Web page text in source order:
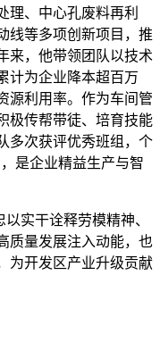
理、中心孔废料再利
线等多项创新项目，推
来，他带领团队以技术
计为企业降本超百万
源利用率。作为车间管
极传帮带徒、培育技能
多次获评优秀班组，个
是企业精益生产与智
实干诠释劳模精神、
质量发展注入动能，也
为开发区产业升级贡献